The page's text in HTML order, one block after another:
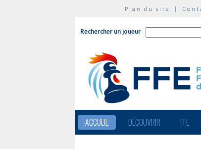
Plan du site |
Rechercher un joueur
ACCUEIL DÉCOUVRIR FFE